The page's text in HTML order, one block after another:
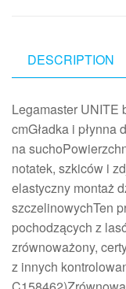
DESCRIPTION
Legamaster UNITE
cmGładka i
na
notatek, szkiców i
elastyczny montaż
szczelinowychTen
pochodzących z
zrównoważony,
z innych